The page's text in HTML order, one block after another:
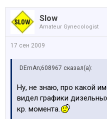
Slow
Amateur Gynecologist
17 сен 2009
DEmAn;608967 сказал(а):
Ну, не знаю, про какой
видел графики
кр. момента.